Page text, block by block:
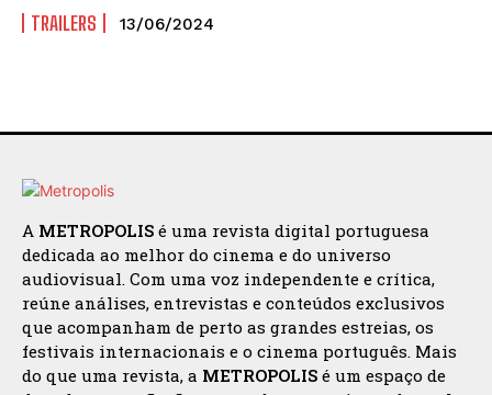
TRAILERS 13/06/2024
A METROPOLIS é uma revista digital portuguesa
dedicada ao melhor do cinema e do universo
audiovisual. Com uma voz independente e crítica,
reúne análises, entrevistas e conteúdos exclusivos
que acompanham de perto as grandes estreias, os
festivais internacionais e o cinema português. Mais
do que uma revista, a METROPOLIS é um espaço de